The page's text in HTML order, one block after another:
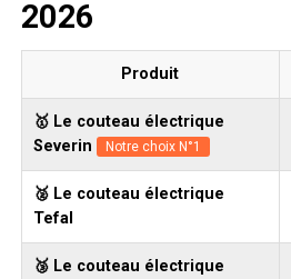
2026
Produit
🥇 Le couteau électrique
Severin
Notre choix N°1
🥈 Le couteau électrique
Tefal
🥉 Le couteau électrique